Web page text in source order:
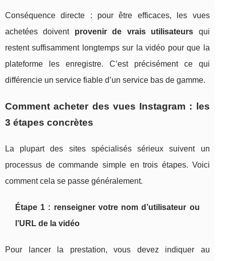
Conséquence directe : pour être efficaces, les vues
achetées doivent provenir de vrais utilisateurs qui
restent suffisamment longtemps sur la vidéo pour que la
plateforme les enregistre. C’est précisément ce qui
différencie un service fiable d’un service bas de gamme.
Comment acheter des vues Instagram : les
3 étapes concrètes
La plupart des sites spécialisés sérieux suivent un
processus de commande simple en trois étapes. Voici
comment cela se passe généralement.
Étape 1 : renseigner votre nom d’utilisateur ou
l’URL de la vidéo
Pour lancer la prestation, vous devez indiquer au